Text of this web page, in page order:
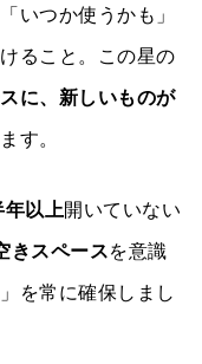
いつか使うかも」
ること。この星の
に、新しいものが
す。
年以上開いていない
きスペースを意識
を常に確保しまし